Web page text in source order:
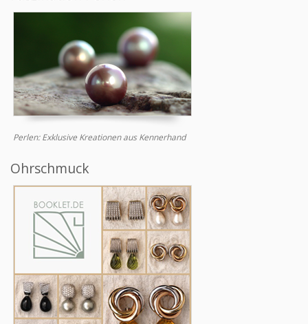
Perlen: Exklusive Kreationen aus Kennerhand
Ohrschmuck